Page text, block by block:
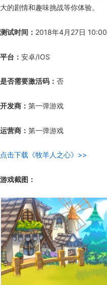
大的剧情和趣味挑战等你体验。
测试时间： 2018年4月27日 10:00
平台： 安卓/IOS
是否需要激活码： 否
开发商： 第一弹游戏
运营商： 第一弹游戏
点击下载《牧羊人之心》>>
游戏截图：